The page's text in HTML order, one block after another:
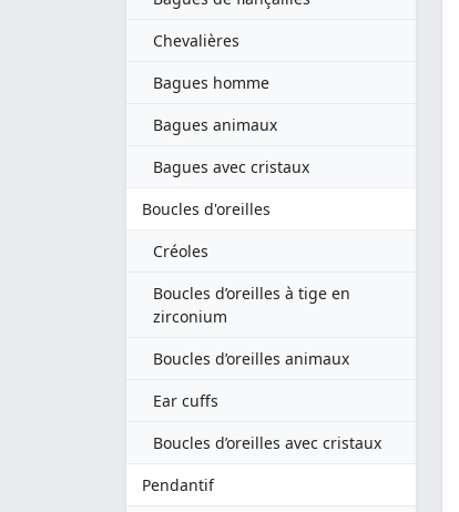
Chevalières
Bagues homme
Bagues animaux
Bagues avec cristaux
Boucles d'oreilles
Créoles
Boucles d’oreilles à tige en
zirconium
Boucles d’oreilles animaux
Ear cuffs
Boucles d’oreilles avec cristaux
Pendantif